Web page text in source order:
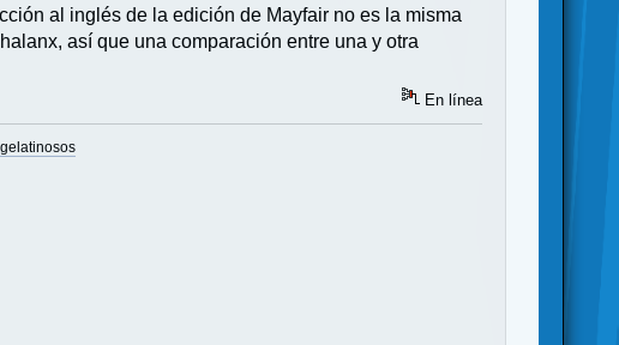
al inglés de la edición de Mayfair no es la misma
así que una comparación entre una y otra
En línea